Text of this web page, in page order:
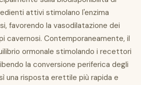
attivi stimolano l'enzima
favorendo la vasodilatazione dei
cavernosi. Contemporaneamente, il
ormonale stimolando i recettori
la conversione periferica degli
una risposta erettile più rapida e